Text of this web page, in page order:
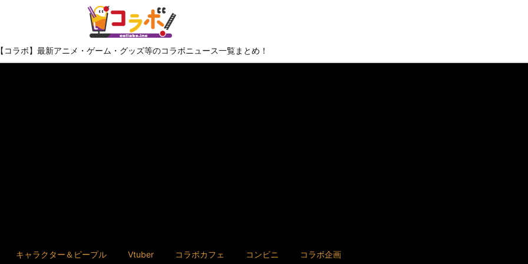
【コラボ】最新アニメ・ゲーム・グッズ等のコラボニュース一覧まとめ！
キャラクター＆ピープル Vtuber コラボカフェ コンビニ コラボ企画